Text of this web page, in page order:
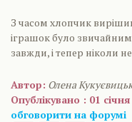
З часом хлопчик
іграшок було
завжди, і тепер ніколи
Автор: Олена
Опублікувано : 01
обговорити на форумі